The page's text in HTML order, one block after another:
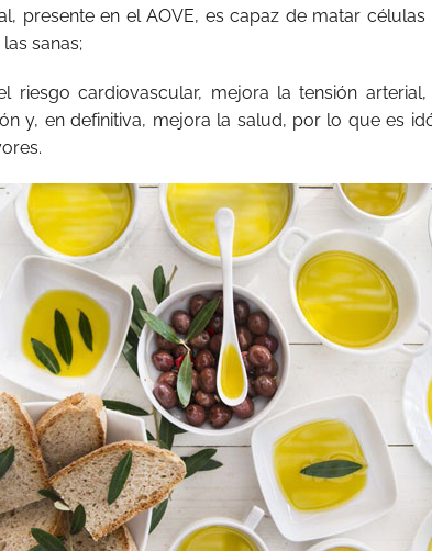
presente en el AOVE, es capaz de matar células
sanas;
riesgo cardiovascular, mejora la tensión
y, en definitiva, mejora la salud, por lo que es